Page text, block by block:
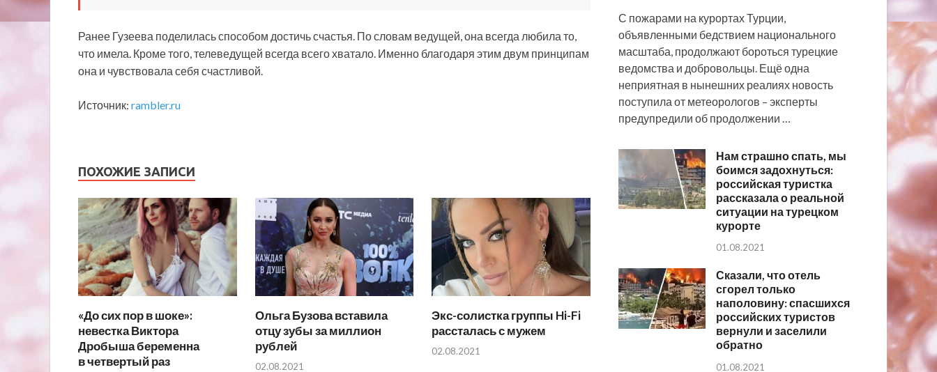
Ранее Гузеева поделилась способом достичь счастья. По словам ведущей, она всегда любила то,
что имела. Кроме того, телеведущей всегда всего хватало. Именно благодаря этим двум принципам
она и чувствовала себя счастливой.
Источник: rambler.ru
ПОХОЖИЕ ЗАПИСИ
«До сих пор в шоке»:
невестка Виктора
Дробыша беременна
в четвертый раз
Ольга Бузова вставила
отцу зубы за миллион
рублей
02.08.2021
Экс-солистка группы Hi-Fi
рассталась с мужем
02.08.2021
С пожарами на курортах Турции,
объявленными бедствием национального
масштаба, продолжают бороться турецкие
ведомства и добровольцы. Ещё одна
неприятная в нынешних реалиях новость
поступила от метеорологов – эксперты
предупредили об продолжении …
Нам страшно спать, мы
боимся задохнуться:
российская туристка
рассказала о реальной
ситуации на турецком
курорте
01.08.2021
Сказали, что отель
сгорел только
наполовину: спасшихся
российских туристов
вернули и заселили
обратно
01.08.2021